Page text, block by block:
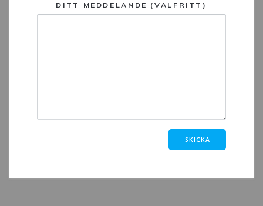
DITT MEDDELANDE (VALFRITT)